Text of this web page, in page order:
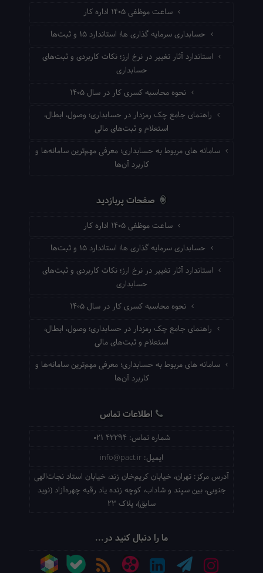
ساعت موظفی ۱۴۰۵ اداره کار
حسابداری سرمایه گذاری ها؛ استاندارد ۱۵ و ثبت‌ها
استاندارد آثار تغییر در نرخ ارز؛ نکات کاربردی و ثبت‌های
حسابداری
نحوه محاسبه کسری کار در سال ۱۴۰۵
راهنمای جامع چک رمزدار در حسابداری؛ وصول، ابطال،
استعلام و ثبت‌های مالی
سامانه های مربوط به حسابداری؛ معرفی مهم‌ترین سامانه‌ها و
کاربرد آن‌ها
صفحات پربازدید
ساعت موظفی ۱۴۰۵ اداره کار
حسابداری سرمایه گذاری ها؛ استاندارد ۱۵ و ثبت‌ها
استاندارد آثار تغییر در نرخ ارز؛ نکات کاربردی و ثبت‌های
حسابداری
نحوه محاسبه کسری کار در سال ۱۴۰۵
راهنمای جامع چک رمزدار در حسابداری؛ وصول، ابطال،
استعلام و ثبت‌های مالی
سامانه های مربوط به حسابداری؛ معرفی مهم‌ترین سامانه‌ها و
کاربرد آن‌ها
اطلاعات تماس
شماره تماس: 021 42294
ایمیل: info@pact.ir
آدرس مرکز: تهران، خیابان کریم‌خان زند، خیابان استاد نجات‌الهی
جنوبی، بین سپند و شاداب، کوچه زنده یاد رقیه چهره‌آزاد (نوید
سابق)، پلاک 23
ما را دنبال کنید در...